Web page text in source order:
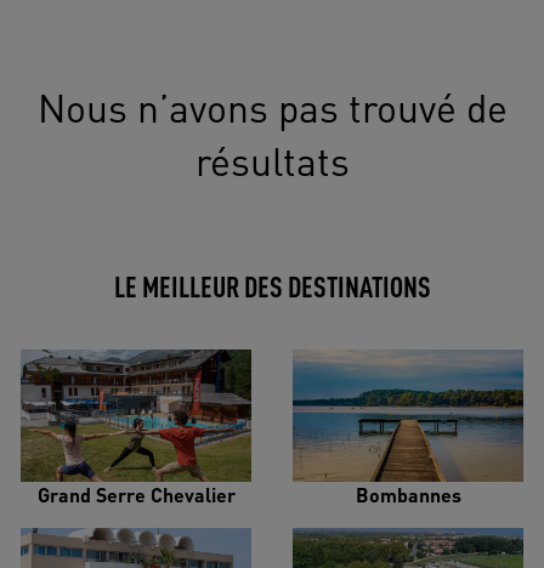
Nous n’avons pas trouvé de
résultats
LE MEILLEUR DES DESTINATIONS
Grand Serre Chevalier Bombannes